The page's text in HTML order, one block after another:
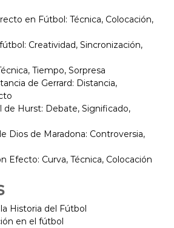
en Fútbol: Técnica, Colocación,
Creatividad, Sincronización,
Tiempo, Sorpresa
de Gerrard: Distancia,
de Hurst: Debate, Significado,
Dios de Maradona: Controversia,
Efecto: Curva, Técnica, Colocación
Historia del Fútbol
en el fútbol